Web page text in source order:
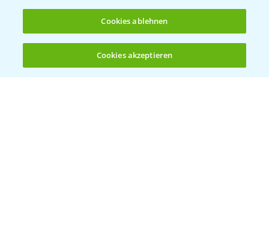
1:45
Herbizidstrategie Einmalbehandlung im
Mais
(noch 4)
Cookies ablehnen
Cookies akzeptieren